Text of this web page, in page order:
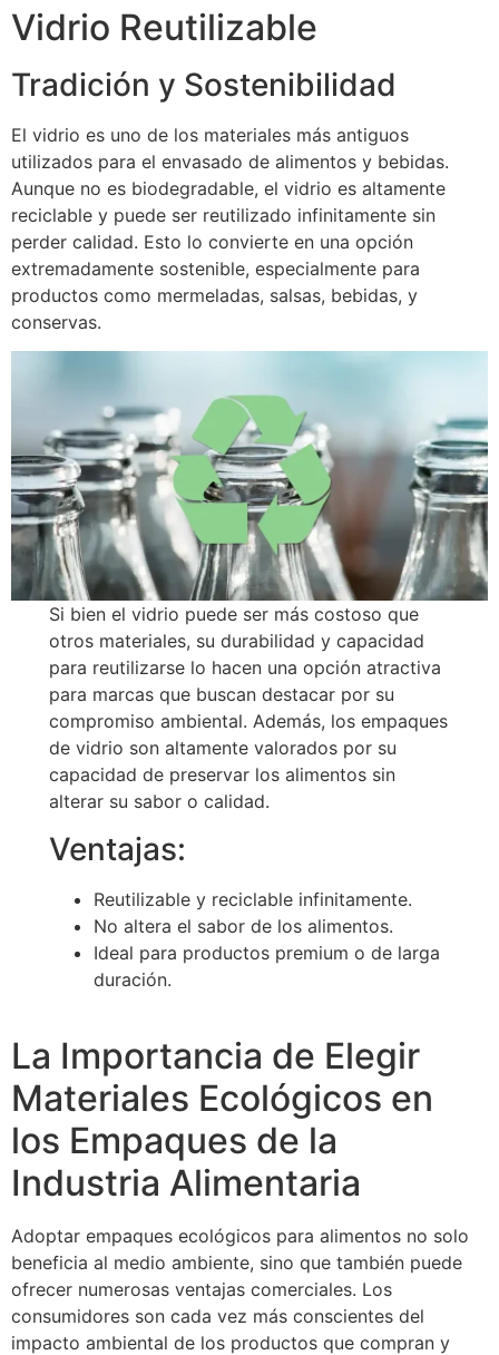
Vidrio Reutilizable
Tradición y Sostenibilidad
El vidrio es uno de los materiales más antiguos
utilizados para el envasado de alimentos y bebidas.
Aunque no es biodegradable, el vidrio es altamente
reciclable y puede ser reutilizado infinitamente sin
perder calidad. Esto lo convierte en una opción
extremadamente sostenible, especialmente para
productos como mermeladas, salsas, bebidas, y
conservas.
Si bien el vidrio puede ser más costoso que
otros materiales, su durabilidad y capacidad
para reutilizarse lo hacen una opción atractiva
para marcas que buscan destacar por su
compromiso ambiental. Además, los empaques
de vidrio son altamente valorados por su
capacidad de preservar los alimentos sin
alterar su sabor o calidad.
Ventajas:
Reutilizable y reciclable infinitamente.
No altera el sabor de los alimentos.
Ideal para productos premium o de larga
duración.
La Importancia de Elegir
Materiales Ecológicos en
los Empaques de la
Industria Alimentaria
Adoptar empaques ecológicos para alimentos no solo
beneficia al medio ambiente, sino que también puede
ofrecer numerosas ventajas comerciales. Los
consumidores son cada vez más conscientes del
impacto ambiental de los productos que compran y